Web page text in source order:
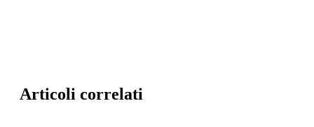
Articoli correlati